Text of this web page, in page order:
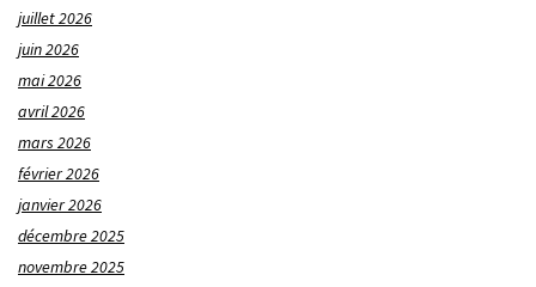
juillet 2026
juin 2026
mai 2026
avril 2026
mars 2026
février 2026
janvier 2026
décembre 2025
novembre 2025